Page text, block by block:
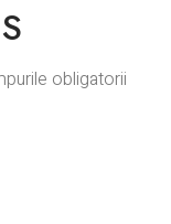
obligatorii